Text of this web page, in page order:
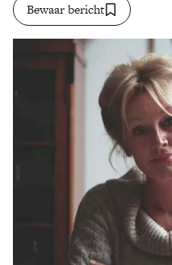
Bewaar bericht